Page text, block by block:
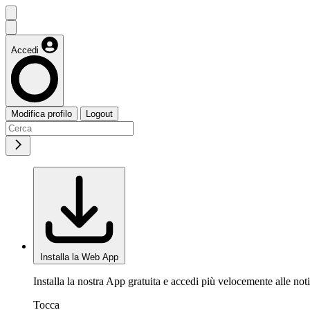
Accedi
Modifica profilo Logout
Installa la Web App
Installa la nostra App gratuita e accedi più velocemente alle
Tocca